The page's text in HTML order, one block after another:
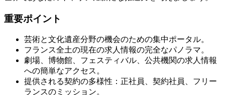
重要ポイント
芸術と文化遺産分野の機会のための集中ポータル。
フランス全土の現在の求人情報の完全なパノラマ。
劇場、博物館、フェスティバル、公共機関の求人情報
への簡単なアクセス。
提供される契約の多様性：正社員、契約社員、フリー
ランスのミッション。